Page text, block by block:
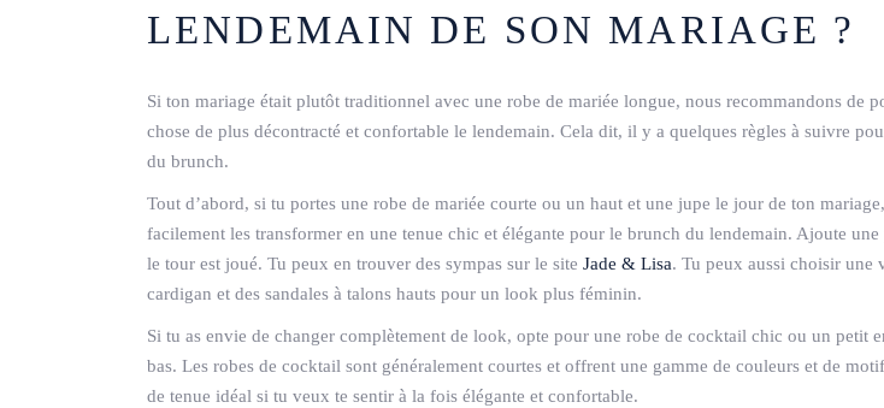
LENDEMAIN DE SON MARIAGE ?
Si ton mariage était plutôt traditionnel avec une robe de mariée longue, nous recommandons de
chose de plus décontracté et confortable le lendemain. Cela dit, il y a quelques règles à suivre
du brunch.
Tout d’abord, si tu portes une robe de mariée courte ou un haut et une jupe le jour de ton
facilement les transformer en une tenue chic et élégante pour le brunch du lendemain. Ajoute une
le tour est joué. Tu peux en trouver des sympas sur le site Jade & Lisa. Tu peux aussi choisir une
cardigan et des sandales à talons hauts pour un look plus féminin.
Si tu as envie de changer complètement de look, opte pour une robe de cocktail chic ou un petit
bas. Les robes de cocktail sont généralement courtes et offrent une gamme de couleurs et de
de tenue idéal si tu veux te sentir à la fois élégante et confortable.